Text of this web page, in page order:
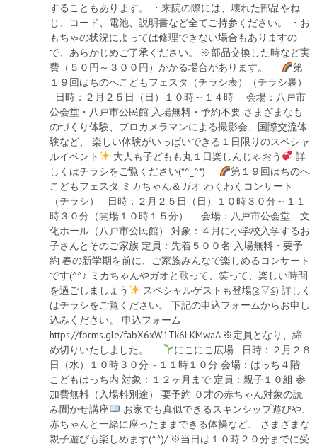
することもあります。 ・来院の際には、壊れた部品やね
じ、コード、電池、説明書など全てご持参ください。 ・お
もちゃの状況によっては修理できない場合もありますの
で、あらかじめご了承ください。 ※部品交換した時など実
費（５０円～３００円）かかる場合があります。
第
１９回はちのへこどもフェスタ（チラシ表）（チラシ裏）
日時：２月２５日（日）１０時～１４時 会場：八戸市
公会堂・八戸市公民館 入場無料・予約不要 さまざまなも
のづくり体験、プロカメラマンによる撮影会、国際交流体
験など、 楽しい体験がいっぱいできる１日限りのスペシャ
ルイベント
大人も子どもも丸１日楽しんじゃおう
詳
しくはチラシをご覧ください(*^_^*)
第１９回はちのへ
こどもフェスタ ミカちゃん＆ガオ わくわくコンサート
（チラシ） 日時：２月２５日（日）１０時３０分～１１
時３０分（開場１０時１５分） 会場：八戸市公会堂 文
化ホール（八戸市公民館） 対象：４月に小学校入学するお
子さんとそのご家族 定員：先着５００名 入場無料・要予
約 春の新学期を前に、ご家族みんなで楽しめるコンサート
です(^^♪ ミカちゃんやガオと歌って、笑って、楽しい時間
を過ごしましょう
スペシャルゲストも登場(≧▽≦) 詳しく
はチラシをご覧ください。 下記の申込フォームからお申し
込みください。 申込フォーム
https://forms.gle/fabX6xW1Tk6LKMwaA ※定員となり、締
め切りいたしました。
にこにこ広場 日時：２月２８
日（水）１０時３０分～１１時１０分 会場：はっち４階
こどもはっち内 対象：１２ヶ月まで 定員：親子１０組 参
加費無料（入場料別途） 要予約 ０才の赤ちゃん対象の読
み聞かせ講座
お家でも真似できるスキンシップ遊びや、
赤ちゃんと一緒に座ったままできる体操など、 さまざまな
親子遊びも楽しめます(^^)/ ※当日は１０時２０分までに受